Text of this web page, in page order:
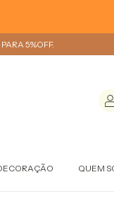
5%OFF.
QUEM